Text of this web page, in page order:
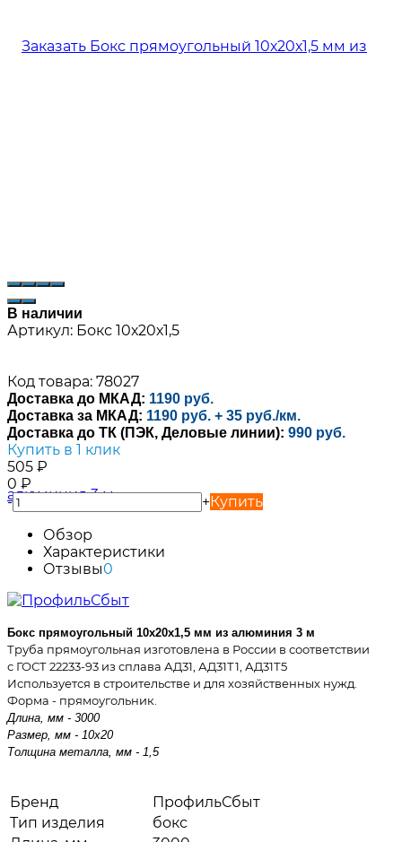
В наличии
Артикул: Бокс 10х20х1,5
Код товара: 78027
Доставка до МКАД: 1190 руб.
Доставка за МКАД: 1190 руб. + 35 руб./км.
Доставка до ТК (ПЭК, Деловые линии): 990 руб.
Купить в 1 клик
505 ₽
0 ₽
-
+Купить
Обзор
Характеристики
Отзывы0
Бокс прямоугольный 10х20х1,5 мм из алюминия 3 м
Труба прямоугольная изготовлена в России в соответствии
с ГОСТ 22233-93 из сплава АД31, АД31Т1, АД31Т5
Используется в строительстве и для хозяйственных нужд.
Форма - прямоугольник.
Длина, мм - 3000
Размер, мм - 10х20
Толщина металла, мм - 1,5
Бренд
ПрофильСбыт
Тип изделия
бокс